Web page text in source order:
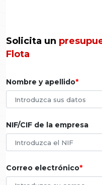
Solicita un
Flota
Nombre y apellido
NIF/CIF de la empresa
Correo electrónico